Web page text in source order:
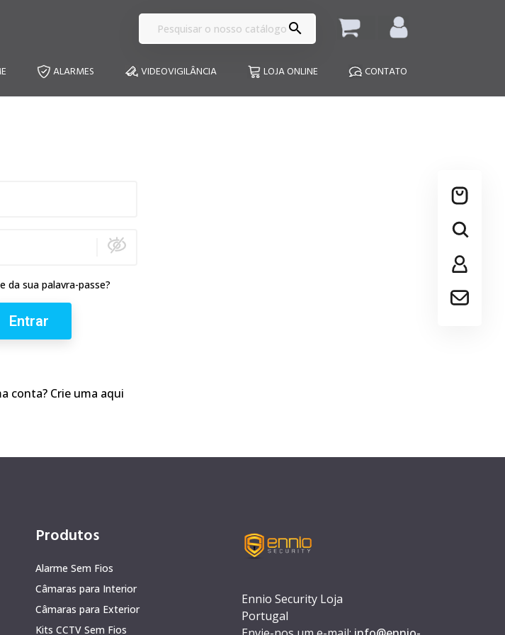

ALARMES VIDEOVIGILÂNCIA LOJA ONLINE CONTATO
da sua palavra-passe?
Entrar
conta? Crie uma aqui
Produtos
Alarme Sem Fios
Câmaras para Interior
Câmaras para Exterior
Kits CCTV Sem Fios
Ennio Security Loja
Portugal